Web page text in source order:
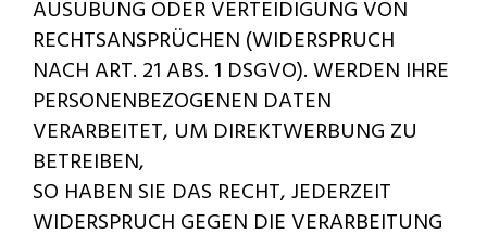
AUSÜBUNG ODER VERTEIDIGUNG VON
RECHTSANSPRÜCHEN (WIDERSPRUCH
NACH ART. 21 ABS. 1 DSGVO). WERDEN IHRE
PERSONENBEZOGENEN DATEN
VERARBEITET, UM DIREKTWERBUNG ZU
BETREIBEN,
SO HABEN SIE DAS RECHT, JEDERZEIT
WIDERSPRUCH GEGEN DIE VERARBEITUNG